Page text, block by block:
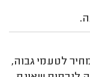
לטעמי גבוה,